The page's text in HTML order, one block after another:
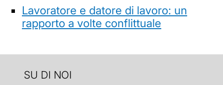
Lavoratore e datore di lavoro: un
rapporto a volte conflittuale
SU DI NOI